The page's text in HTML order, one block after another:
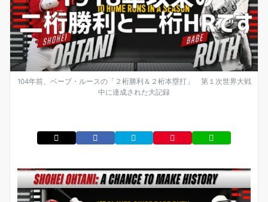
104年前、ベーブ・ルースの「２桁勝利＆２桁本塁打」 第１次世界大戦
中に達成された大記録